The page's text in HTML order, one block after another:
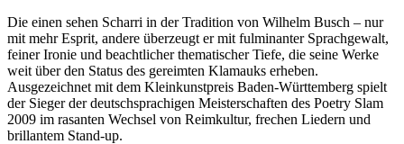
Die einen sehen Scharri in der Tradition von Wilhelm Busch – nur
mit mehr Esprit, andere überzeugt er mit fulminanter Sprachgewalt,
feiner Ironie und beachtlicher thematischer Tiefe, die seine Werke
weit über den Status des gereimten Klamauks erheben.
Ausgezeichnet mit dem Kleinkunstpreis Baden-Württemberg spielt
der Sieger der deutschsprachigen Meisterschaften des Poetry Slam
2009 im rasanten Wechsel von Reimkultur, frechen Liedern und
brillantem Stand-up.